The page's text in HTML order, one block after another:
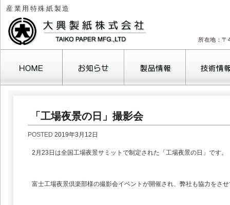
産業用特殊紙製造
所在地：〒
「工場夜景の日」撮影会
POSTED 2019年3月12日
2月23日は全国工場夜景サミットで制定された「工場夜景の日」です。
富士工場夜景倶楽部様の撮影会イベントが開催され、弊社も協力をさ